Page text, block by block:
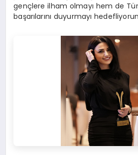
gençlere ilham olmayı hem de
başarılarını duyurmayı